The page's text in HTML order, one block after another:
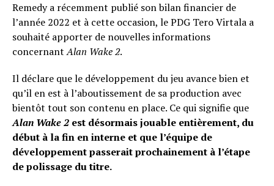
Remedy a récemment publié son bilan financier de
l’année 2022 et à cette occasion, le PDG Tero Virtala a
souhaité apporter de nouvelles informations
concernantAlan Wake 2.
Il déclare que le développement du jeu avance bien et
qu’il en est à l’aboutissement de sa production avec
bientôt tout son contenu en place. Ce qui signifie que
Alan Wake 2 est désormais jouable entièrement, du
début à la fin en interne et que l’équipe de
développement passerait prochainement à l’étape
de polissage du titre.